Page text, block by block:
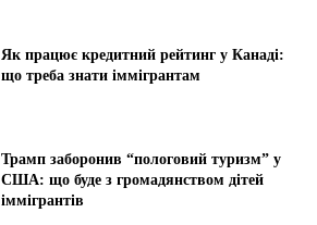
Як працює кредитний рейтинг у Канаді:
що треба знати іммігрантам
Трамп заборонив “пологовий туризм” у
США: що буде з громадянством дітей
іммігрантів